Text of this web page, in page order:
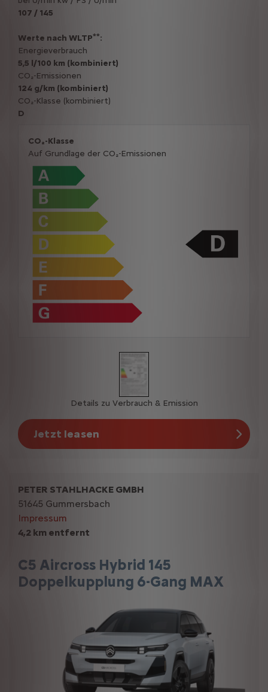
107 / 145
Werte nach WLTP**:
Energieverbrauch
5,5 l/100 km (kombiniert)
CO₂-Emissionen
124 g/km (kombiniert)
CO₂-Klasse (kombiniert)
D
CO₂-Klasse
Auf Grundlage der CO₂-Emissionen
Details zu Verbrauch & Emission
Jetzt leasen
4,2 km entfernt
C5 Aircross Hybrid 145
Doppelkupplung 6-Gang MAX
PETER STAHLHACKE GMBH
51645 Gummersbach
Impressum